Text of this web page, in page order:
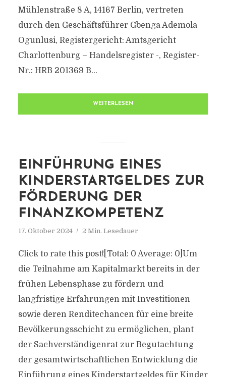
Mühlenstraße 8 A, 14167 Berlin, vertreten
durch den Geschäftsführer Gbenga Ademola
Ogunlusi, Registergericht: Amtsgericht
Charlottenburg – Handelsregister -, Register-
Nr.: HRB 201369 B...
WEITERLESEN
EINFÜHRUNG EINES
KINDERSTARTGELDES ZUR
FÖRDERUNG DER
FINANZKOMPETENZ
17. Oktober 2024 2 Min. Lesedauer
Click to rate this post![Total: 0 Average: 0]Um
die Teilnahme am Kapitalmarkt bereits in der
frühen Lebensphase zu fördern und
langfristige Erfahrungen mit Investitionen
sowie deren Renditechancen für eine breite
Bevölkerungsschicht zu ermöglichen, plant
der Sachverständigenrat zur Begutachtung
der gesamtwirtschaftlichen Entwicklung die
Einführung eines Kinderstartgeldes für Kinder